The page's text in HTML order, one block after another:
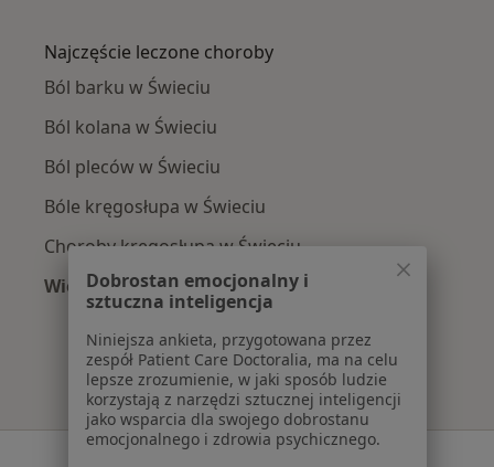
Najczęście leczone choroby
Ból barku w Świeciu
Ból kolana w Świeciu
Ból pleców w Świeciu
Bóle kręgosłupa w Świeciu
Choroby kręgosłupa w Świeciu
Więcej (15)
Więcej w kategorii: Najczęście leczone
Dobrostan emocjonalny i
sztuczna inteligencja
Niniejsza ankieta, przygotowana przez
zespół Patient Care Doctoralia, ma na celu
lepsze zrozumienie, w jaki sposób ludzie
korzystają z narzędzi sztucznej inteligencji
jako wsparcia dla swojego dobrostanu
emocjonalnego i zdrowia psychicznego.